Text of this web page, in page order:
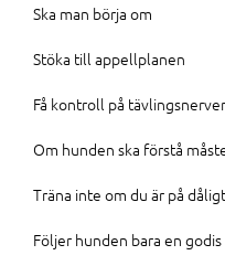
Ska man börja om
Stöka till appellplanen
Få kontroll på
Om hunden ska förstå
Träna inte om du är på
Följer hunden bara en godis